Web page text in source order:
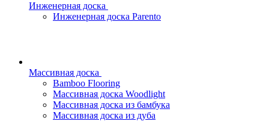
Инженерная доска
Инженерная доска Parento
Массивная доска
Bamboo Flooring
Массивная доска Woodlight
Массивная доска из бамбука
Массивная доска из дуба